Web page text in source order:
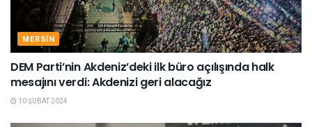
MERSIN
DEM Parti’nin Akdeniz’deki ilk büro açılışında halk
mesajını verdi: Akdenizi geri alacağız
10 ŞUBAT 2024